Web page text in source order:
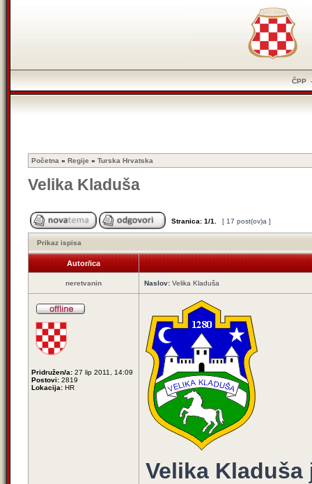
ČPP
Početna » Regije » Turska Hrvatska
Velika Kladuša
Stranica: 1/1 [ 17 post(ov)a ]
Prikaz ispisa
Autor/ica
neretvanin Naslov: Velika Kladuša
Pridružen/a: 27 lip 2011, 14:09
Postovi: 2819
Lokacija: HR
Velika Kladuša